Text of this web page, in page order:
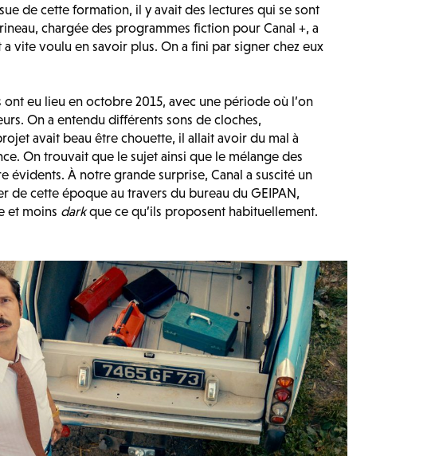
de cette formation, il y avait des lectures qui se sont
chargée des programmes fiction pour Canal +, a
a vite voulu en savoir plus. On a fini par signer chez eux
ont eu lieu en octobre 2015, avec une période où l’on
On a entendu différents sons de cloches,
avait beau être chouette, il allait avoir du mal à
On trouvait que le sujet ainsi que le mélange des
évidents. À notre grande surprise, Canal a suscité un
de cette époque au travers du bureau du GEIPAN,
et moins darkque ce qu’ils proposent habituellement.